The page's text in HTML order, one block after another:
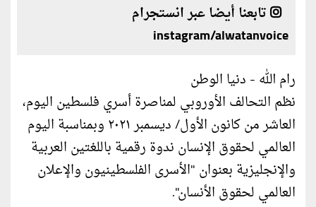
تابعنا أيضا عبر انستجرام
instagram/alwatanvoice
رام الله - دنيا الوطن
نظم التحالف الأوروبي لمناصرة أسري فلسطين اليوم،
العاشر من كانون الأول/ ديسمبر ٢٠٢١ وبمناسبة اليوم
العالمي لحقوق الإنسان ندوة رقمية باللغتين العربية
والإنجليزية بعنوان "الأسرى الفلسطينيون والإعلان
العالمي لحقوق الأنسان".